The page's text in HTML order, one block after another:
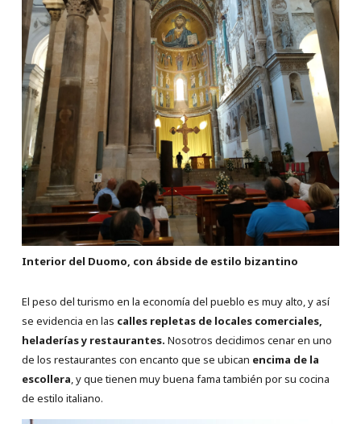
Interior del Duomo, con ábside de estilo bizantino
El peso del turismo en la economía del pueblo es muy alto, y así
se evidencia en las calles repletas de locales comerciales,
heladerías y restaurantes. Nosotros decidimos cenar en uno
de los restaurantes con encanto que se ubican encima de la
escollera, y que tienen muy buena fama también por su cocina
de estilo italiano.